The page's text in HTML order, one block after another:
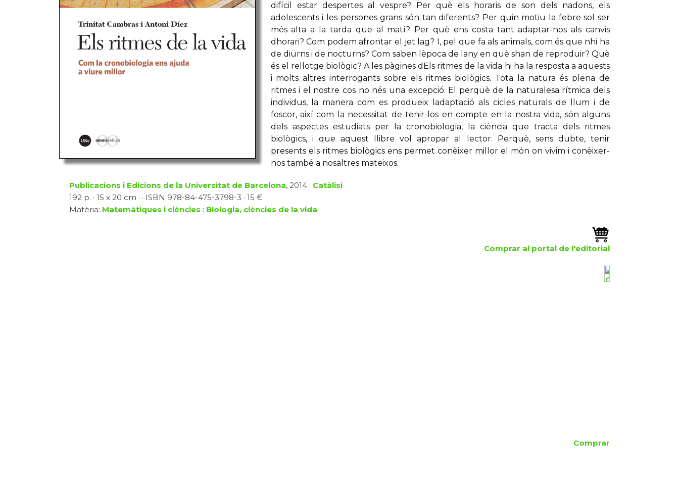
difícil estar despertes al vespre? Per què els horaris de son dels nadons, els
adolescents i les persones grans són tan diferents? Per quin motiu la febre sol ser
més alta a la tarda que al matí? Per què ens costa tant adaptar-nos als canvis
dhorari? Com podem afrontar el jet lag? I, pel que fa als animals, com és que nhi ha
de diürns i de nocturns? Com saben lèpoca de lany en què shan de reproduir? Què
és el rellotge biològic? A les pàgines dEls ritmes de la vida hi ha la resposta a aquests
i molts altres interrogants sobre els ritmes biològics. Tota la natura és plena de
ritmes i el nostre cos no nés una excepció. El perquè de la naturalesa rítmica dels
individus, la manera com es produeix ladaptació als cicles naturals de llum i de
foscor, així com la necessitat de tenir-los en compte en la nostra vida, són alguns
dels aspectes estudiats per la cronobiologia, la ciència que tracta dels ritmes
biològics, i que aquest llibre vol apropar al lector. Perquè, sens dubte, tenir
presents els ritmes biològics ens permet conèixer millor el món on vivim i conèixer-
nos també a nosaltres mateixos.
Publicacions i Edicions de la Universitat de Barcelona, 2014 · Catàlisi
192 p. · 15 x 20 cm · · ISBN 978-84-475-3798-3 · 15 €
Matèria: Matemàtiques i ciències : Biologia, ciències de la vida
Comprar al portal de l'editorial
Comprar